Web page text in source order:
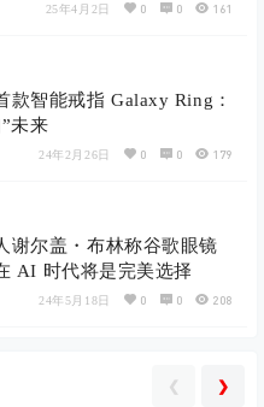
25年4月2日 0 0 161
款智能戒指 Galaxy Ring：
未来
24年2月26日 0 0 179
谢尔盖・布林称谷歌眼镜
AI 时代将是完美选择
24年5月18日 0 0 208
❮ ❯